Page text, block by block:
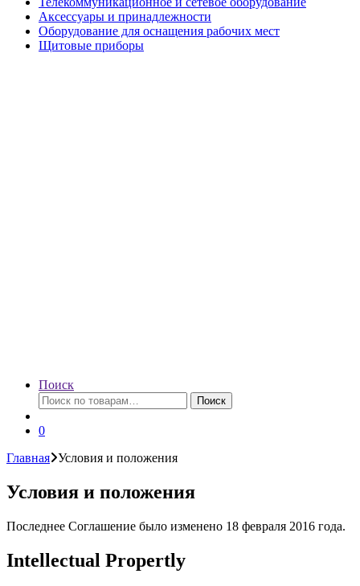
Аксессуары и принадлежности
Оборудование для оснащения рабочих мест
Щитовые приборы
Поиск
Искать:
Поиск
0
Главная Условия и положения
Условия и положения
Последнее Соглашение было изменено 18 февраля 2016 года.
Intellectual Propertly